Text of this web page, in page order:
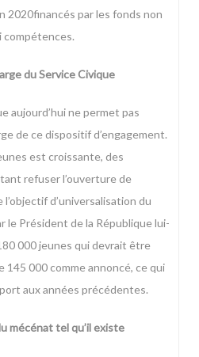
par les fonds non
compétences.
du Service Civique
aujourd’hui ne permet pas
de ce dispositif d’engagement.
est croissante, des
refuser l’ouverture de
d’universalisation du
le Président de la République lui-
000 jeunes qui devrait être
145 000 comme annoncé, ce qui
aux années précédentes.
mécénat tel qu’il existe